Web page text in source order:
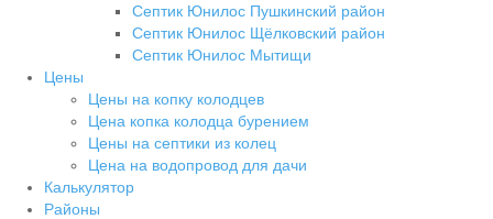
Септик Юнилос Пушкинский район
Септик Юнилос Щёлковский район
Септик Юнилос Мытищи
Цены
Цены на копку колодцев
Цена копка колодца бурением
Цены на септики из колец
Цена на водопровод для дачи
Калькулятор
Районы